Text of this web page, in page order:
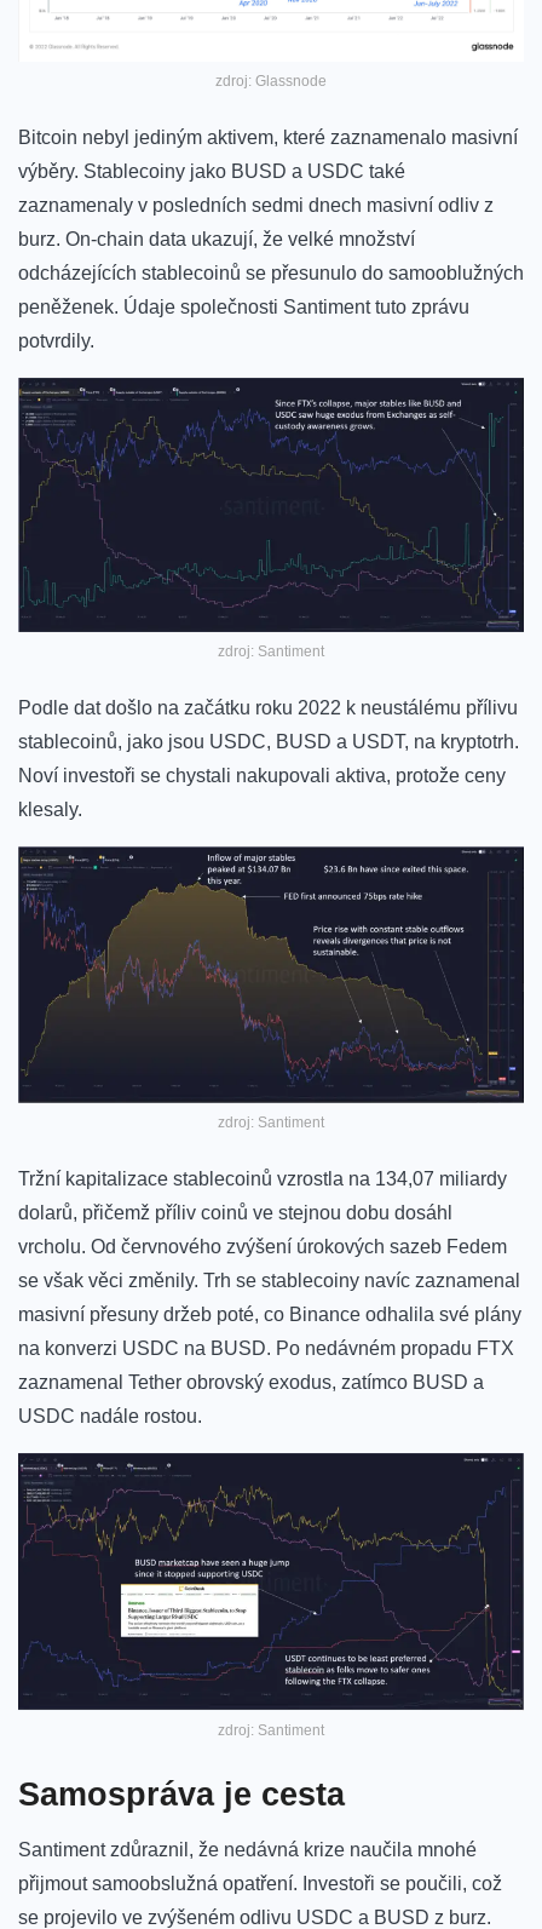
zdroj: Glassnode
Bitcoin nebyl jediným aktivem, které zaznamenalo masivní
výběry. Stablecoiny jako BUSD a USDC také
zaznamenaly v posledních sedmi dnech masivní odliv z
burz. On-chain data ukazují, že velké množství
odcházejících stablecoinů se přesunulo do samooblužných
peněženek. Údaje společnosti Santimenttuto zprávu
potvrdily.
zdroj: Santiment
Podle dat došlo na začátku roku 2022 k neustálému přílivu
stablecoinů, jako jsou USDC, BUSD a USDT, na kryptotrh.
Noví investoři se chystali nakupovali aktiva, protože ceny
klesaly.
zdroj: Santiment
Tržní kapitalizace stablecoinů vzrostla na 134,07 miliardy
dolarů, přičemž příliv coinů ve stejnou dobu dosáhl
vrcholu. Od červnového zvýšení úrokových sazeb Fedem
se však věci změnily. Trh se stablecoiny navíc zaznamenal
masivní přesuny držeb poté, co Binance odhalila své plány
na konverzi USDC na BUSD. Po nedávném propadu FTX
zaznamenal Tether obrovský exodus, zatímco BUSD a
USDC nadále rostou.
zdroj: Santiment
Samospráva je cesta
Santiment zdůraznil, že nedávná krize naučila mnohé
přijmout samoobslužná opatření. Investoři se poučili, což
se projevilo ve zvýšeném odlivu USDC a BUSD z burz.